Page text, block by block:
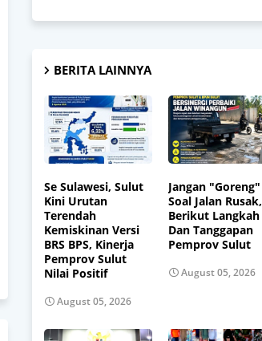
BERITA LAINNYA
Se Sulawesi, Sulut
Kini Urutan
Terendah
Kemiskinan Versi
BRS BPS, Kinerja
Pemprov Sulut
Nilai Positif
August 05, 2026
Jangan "Goreng"
Soal Jalan Rusak,
Berikut Langkah
Dan Tanggapan
Pemprov Sulut
August 05, 2026